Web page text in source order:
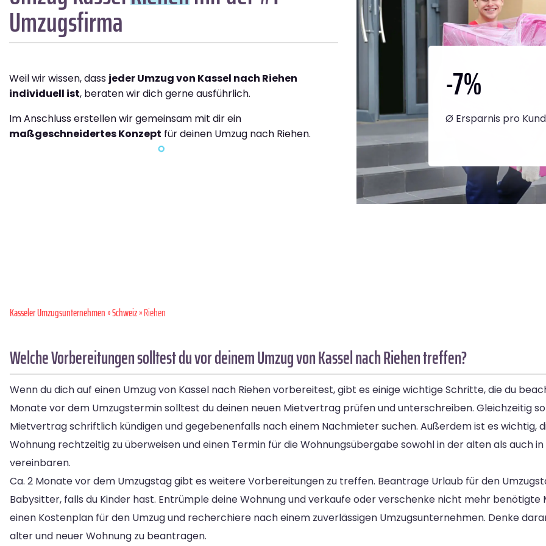
Umzugsfirma
Weil wir wissen, dass jeder Umzug von Kassel nach Riehen
individuell ist, beraten wir dich gerne ausführlich.
Im Anschluss erstellen wir gemeinsam mit dir ein
maßgeschneidertes Konzept für deinen Umzug nach Riehen.
-7%
Ø Ersparnis pro
Kasseler Umzugsunternehmen»Schweiz» Riehen
Welche Vorbereitungen solltest du vor deinem Umzug von Kassel nach Riehen treffen?
Wenn du dich auf einen Umzug von Kassel nach Riehen vorbereitest, gibt es einige wichtige Schritte, die du
Monate vor dem Umzugstermin solltest du deinen neuen Mietvertrag prüfen und unterschreiben. Gleichzeitig
Mietvertrag schriftlich kündigen und gegebenenfalls nach einem Nachmieter suchen. Außerdem ist es wichtig,
Wohnung rechtzeitig zu überweisen und einen Termin für die Wohnungsübergabe sowohl in der alten als auch
vereinbaren.
Ca. 2 Monate vor dem Umzugstag gibt es weitere Vorbereitungen zu treffen. Beantrage Urlaub für den
Babysitter, falls du Kinder hast. Entrümple deine Wohnung und verkaufe oder verschenke nicht mehr benötigte
einen Kostenplan für den Umzug und recherchiere nach einem zuverlässigen Umzugsunternehmen. Denke
alter und neuer Wohnung zu beantragen.